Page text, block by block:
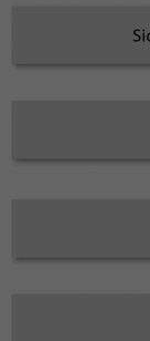
Informationen
sind für die